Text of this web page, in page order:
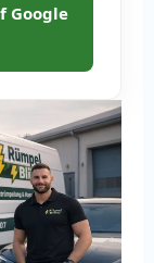
Google